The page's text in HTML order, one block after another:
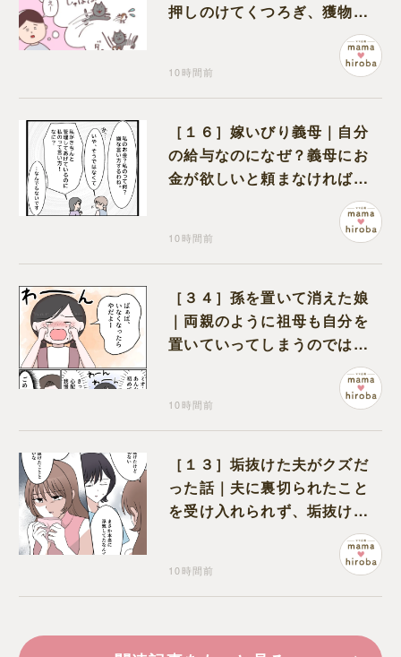
押しのけてくつろぎ、獲物に
も物怖じしない鋼のハート
10時間前
［１６］嫁いびり義母｜自分
の給与なのになぜ？義母にお
金が欲しいと頼まなければな
10時間前
［３４］孫を置いて消えた娘
｜両親のように祖母も自分を
置いていってしまうのでは？
と怯えて泣く孫に心が痛む
10時間前
［１３］垢抜けた夫がクズだ
った話｜夫に裏切られたこと
を受け入れられず、垢抜けた
ことが関係しているのかと嘆
10時間前